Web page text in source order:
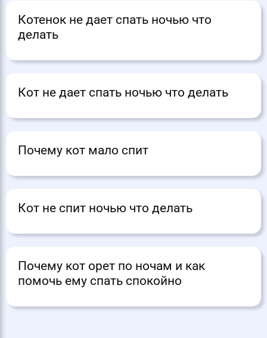
Котенок не дает спать ночью что
делать
Кот не дает спать ночью что делать
Почему кот мало спит
Кот не спит ночью что делать
Почему кот орет по ночам и как
помочь ему спать спокойно